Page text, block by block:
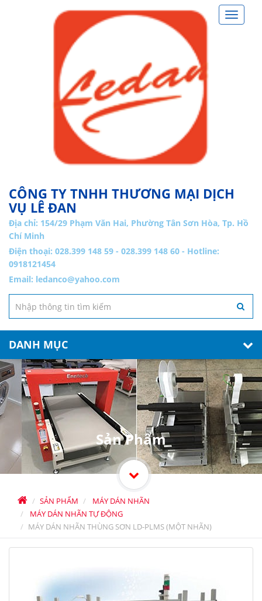
Toggle
CÔNG TY TNHH THƯƠNG MẠI DỊCH
VỤ LÊ ĐAN
Địa chỉ: 154/29 Phạm Văn Hai, Phường Tân Sơn Hòa, Tp. Hồ
Chí Minh
Điện thoại: 028.399 148 59 - 028.399 148 60 - Hotline:
0918121454
Email: ledanco@yahoo.com
DANH MỤC
SẢN PHẨM
MÁY DÁN NHÃN
MÁY DÁN NHÃN TỰ ĐỘNG
MÁY DÁN NHÃN THÙNG SƠN LD-PLMS (MỘT NHÃN)
Sản Phẩm